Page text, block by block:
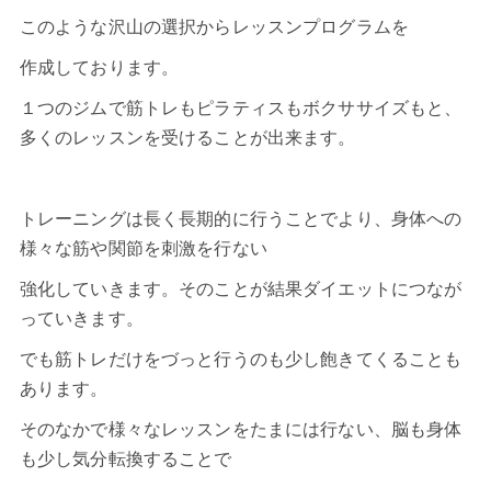
このような沢山の選択からレッスンプログラムを
作成しております。
１つのジムで筋トレもピラティスもボクササイズもと、
多くのレッスンを受けることが出来ます。
トレーニングは長く長期的に行うことでより、身体への
様々な筋や関節を刺激を行ない
強化していきます。そのことが結果ダイエットにつなが
っていきます。
でも筋トレだけをづっと行うのも少し飽きてくることも
あります。
そのなかで様々なレッスンをたまには行ない、脳も身体
も少し気分転換することで